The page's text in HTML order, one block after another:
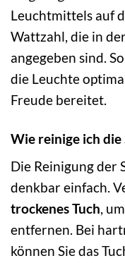
Leuchtmittels auf
Wattzahl, die in
angegeben sind.
die Leuchte
Freude bereitet.
Wie reinige ich
Die Reinigung der
denkbar einfach.
trockenes Tuch,
entfernen. Bei
können Sie das